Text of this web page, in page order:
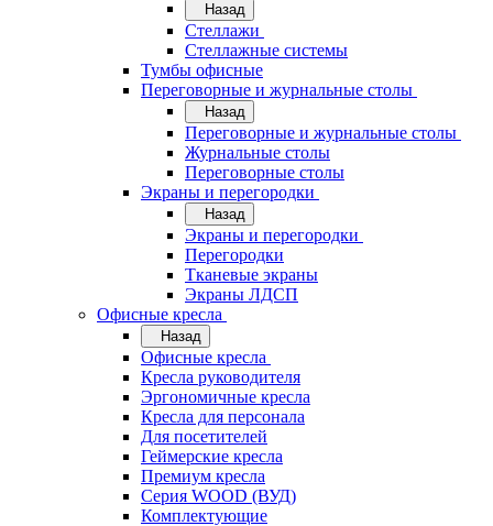
Назад
Стеллажи
Стеллажные системы
Тумбы офисные
Переговорные и журнальные столы
Назад
Переговорные и журнальные столы
Журнальные столы
Переговорные столы
Экраны и перегородки
Назад
Экраны и перегородки
Перегородки
Тканевые экраны
Экраны ЛДСП
Офисные кресла
Назад
Офисные кресла
Кресла руководителя
Эргономичные кресла
Кресла для персонала
Для посетителей
Геймерские кресла
Премиум кресла
Серия WOOD (ВУД)
Комплектующие